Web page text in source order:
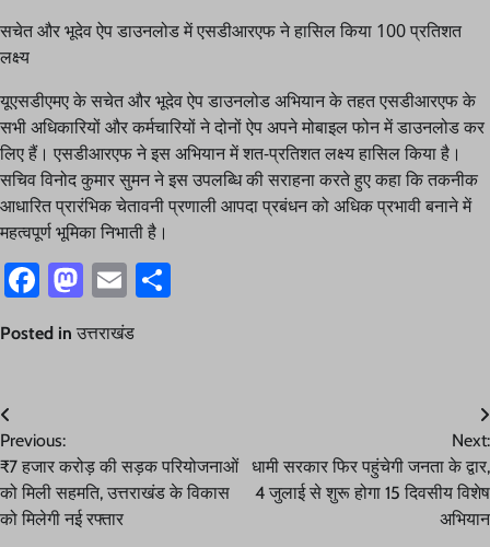
सचेत और भूदेव ऐप डाउनलोड में एसडीआरएफ ने हासिल किया 100 प्रतिशत
लक्ष्य
यूएसडीएमए के सचेत और भूदेव ऐप डाउनलोड अभियान के तहत एसडीआरएफ के
सभी अधिकारियों और कर्मचारियों ने दोनों ऐप अपने मोबाइल फोन में डाउनलोड कर
लिए हैं। एसडीआरएफ ने इस अभियान में शत-प्रतिशत लक्ष्य हासिल किया है।
सचिव विनोद कुमार सुमन ने इस उपलब्धि की सराहना करते हुए कहा कि तकनीक
आधारित प्रारंभिक चेतावनी प्रणाली आपदा प्रबंधन को अधिक प्रभावी बनाने में
महत्वपूर्ण भूमिका निभाती है।
Facebook
Mastodon
Email
Posted in उत्तराखंड
Post
navigation
Previous:
₹7 हजार करोड़ की सड़क परियोजनाओं
को मिली सहमति, उत्तराखंड के विकास
को मिलेगी नई रफ्तार
Next:
धामी सरकार फिर पहुंचेगी जनता के द्वार,
4 जुलाई से शुरू होगा 15 दिवसीय विशेष
अभियान